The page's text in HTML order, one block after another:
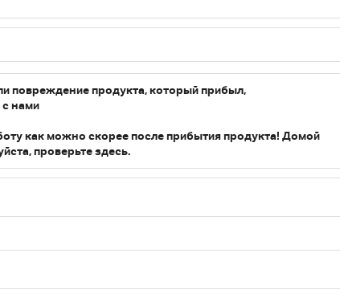
повреждение продукта, который прибыл,
с нами
как можно скорее после прибытия продукта! Домой
проверьте здесь.